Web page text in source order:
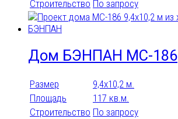
Строительство По запросу
Дом БЭНПАН МС-186
Размер
9,4х10,2 м.
Площадь
117 кв.м.
Строительство По запросу